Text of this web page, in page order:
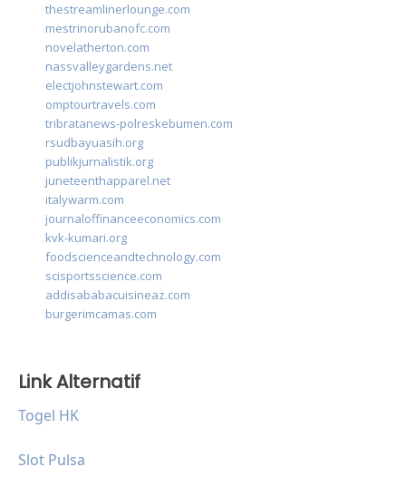
thestreamlinerlounge.com
mestrinorubanofc.com
novelatherton.com
nassvalleygardens.net
electjohnstewart.com
omptourtravels.com
tribratanews-polreskebumen.com
rsudbayuasih.org
publikjurnalistik.org
juneteenthapparel.net
italywarm.com
journaloffinanceeconomics.com
kvk-kumari.org
foodscienceandtechnology.com
scisportsscience.com
addisababacuisineaz.com
burgerimcamas.com
Link Alternatif
Togel HK
Slot Pulsa